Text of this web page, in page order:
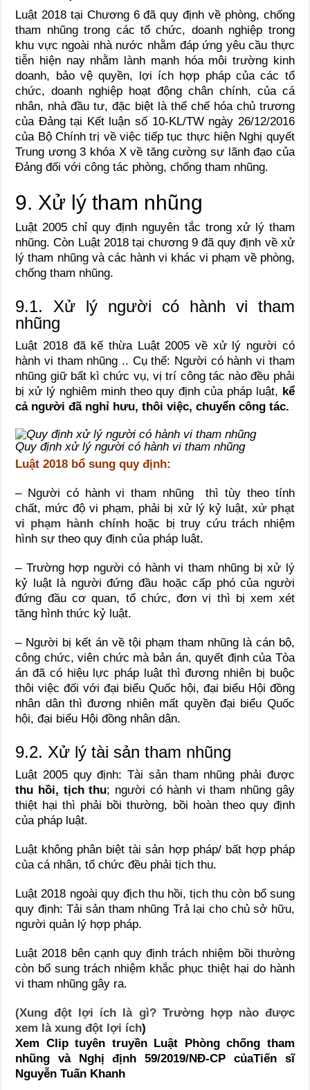
Luật 2018 tại Chương 6 đã quy định về phòng, chống
tham nhũng trong các tổ chức, doanh nghiệp trong
khu vực ngoài nhà nước nhằm đáp ứng yêu cầu thực
tiễn hiện nay nhằm lành mạnh hóa môi trường kinh
doanh, bảo vệ quyền, lợi ích hợp pháp của các tổ
chức, doanh nghiệp hoạt động chân chính, của cá
nhân, nhà đầu tư, đặc biệt là thể chế hóa chủ trương
của Đảng tại Kết luận số 10-KL/TW ngày 26/12/2016
của Bộ Chính trị về việc tiếp tục thực hiện Nghị quyết
Trung ương 3 khóa X về tăng cường sự lãnh đạo của
Đảng đối với công tác phòng, chống tham nhũng.
9. Xử lý tham nhũng
Luật 2005 chỉ quy định nguyên tắc trong xử lý tham
nhũng. Còn Luật 2018 tại chương 9 đã quy định về xử
lý tham nhũng và các hành vi khác vi phạm về phòng,
chống tham nhũng.
9.1. Xử lý người có hành vi tham
nhũng
Luật 2018 đã kế thừa Luật 2005 về xử lý người có
hành vi tham nhũng .. Cụ thể: Người có hành vi tham
nhũng giữ bất kìchức vụ, vị trí công tác nào đều phải
bị xử lý nghiêm minh theo quy định của pháp luật, kể
cả người đã nghỉ hưu, thôi việc, chuyển công tác.
Quy định xử lý người có hành vi tham nhũng
Luật 2018 bổ sung quy định:
– Người có hành vi tham nhũng thì tùy theo tính
chất, mức độ vi phạm, phải bị xử lý kỷ luật, xử phạt
vi phạm hành chính hoặc bị truy cứu trách nhiệm
hình sự theo quy định của pháp luật.
– Trường hợp người có hành vi tham nhũng bị xử lý
kỷ luật là người đứng đầu hoặc cấp phó của người
đứng đầu cơ quan, tổ chức, đơn vị thì bị xem xét
tăng hình thức kỷ luật.
– Người bị kết án về tội phạm tham nhũng là cán bộ,
công chức, viên chức mà bản án, quyết định của Tòa
án đã có hiệu lực pháp luật thì đương nhiên bị buộc
thôi việc đối với đại biểu Quốc hội, đại biểu Hội đồng
nhân dân thì đương nhiên mất quyền đại biểu Quốc
hội, đại biểu Hội đồng nhân dân.
9.2. Xử lý tài sản tham nhũng
Luật 2005 quy định: Tài sản tham nhũng phải được
thu hồi, tịch thu; người có hành vi tham nhũng gây
thiệt hại thì phải bồi thường, bồi hoàn theo quy định
của pháp luật.
Luật không phân biệt tài sản hợp pháp/ bất hợp pháp
của cá nhân, tổ chức đều phải tịch thu.
Luật 2018 ngoài quy địch thu hồi, tịch thu còn bổ sung
quy định: Tải sản tham nhũng Trả lại cho chủ sở hữu,
người quản lý hợp pháp.
Luật 2018 bên cạnh quy định trách nhiệm bồi thường
còn bổ sung trách nhiệm khắc phục thiệt hại do hành
vi tham nhũng gây ra.
(Xung đột lợi ích là gì? Trường hợp nào được
xem là xung đột lợi ích)
Xem Clip tuyên truyền Luật Phòng chống tham
nhũng và Nghị định 59/2019/NĐ-CP củaTiến sĩ
Nguyễn Tuấn Khanh